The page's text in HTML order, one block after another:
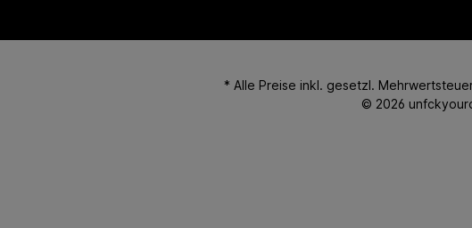
* Alle Preise inkl. gesetzl.
© 2026